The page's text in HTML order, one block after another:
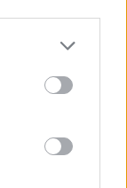
YNOT
visas
įstaigas
toliau iki